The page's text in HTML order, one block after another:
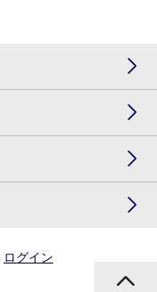
ログイン